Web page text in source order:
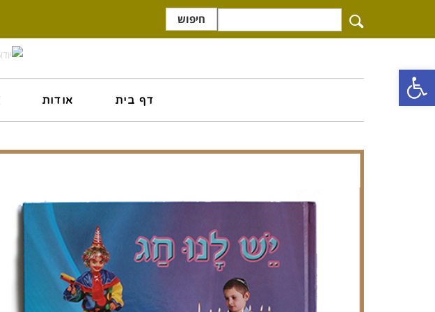
חיפוש
דף בית אודות
פתח סרגל נגישות